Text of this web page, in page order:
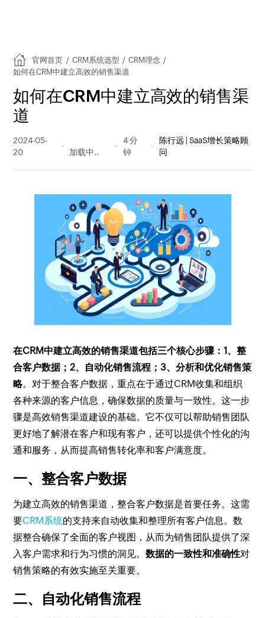
官网首页 / CRM系统选型 / CRM理念 /
如何在CRM中建立高效的销售渠道
如何在CRM中建立高效的销售渠
道
2024-05-
20
量
4 分
钟
陈行远 | SaaS增长策略顾
问
在CRM中建立高效的销售渠道包括三个核心步骤：1、整
合客户数据；2、自动化销售流程；3、分析和优化销售策
略。对于整合客户数据，重点在于通过CRM收集和组织
各种来源的客户信息，确保数据的质量与一致性。这一步
骤是高效销售渠道建设的基础。它不仅可以帮助销售团队
更好地了解潜在客户和现有客户，还可以提供个性化的沟
通和服务，从而提高销售转化率和客户满意度。
一、整合客户数据
为建立高效的销售渠道，整合客户数据是首要任务。这需
要CRM系统的支持来自动收集和整理所有客户信息。数
据整合确保了全面的客户视图，从而为销售团队提供了深
入客户需求和行为习惯的洞见。数据的一致性和准确性对
销售策略的有效实施至关重要。
二、自动化销售流程